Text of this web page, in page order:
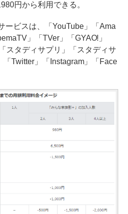
円から利用できる。
ビスは、「YouTube」「Ama
」「TVer」「GYAO!」
スタディサプリ」「スタディサ
Twitter」「Instagram」「Face